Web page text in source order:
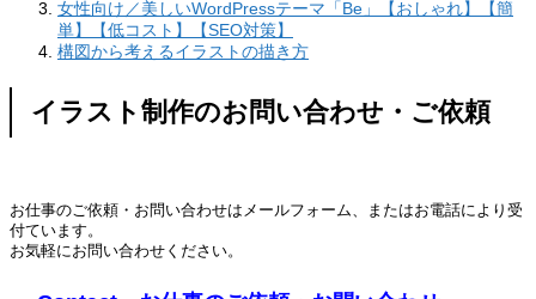
女性向け／美しいWordPressテーマ「Be」【おしゃれ】【簡
単】【低コスト】【SEO対策】
構図から考えるイラストの描き方
イラスト制作のお問い合わせ・ご依頼
お仕事のご依頼・お問い合わせはメールフォーム、またはお電話により受
付ています。
お気軽にお問い合わせください。